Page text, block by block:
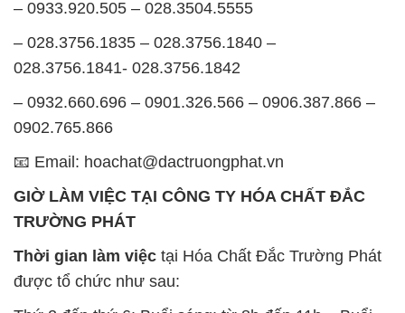
0902.765.866
📧 Email: hoachat@dactruongphat.vn
TRƯỜNG PHÁT
được tổ chức như sau:
Thứ 2 đến thứ 6: Buổi sáng: từ 8h đến 11h – Buổi
chiều: từ 12h30 đến 17h
Thứ 7: Buổi sáng: từ 8h đến 11h – Buổi chiều: từ
12h30 đến 16h